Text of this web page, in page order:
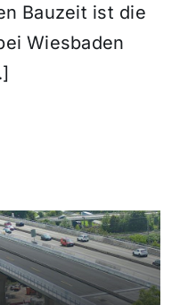
Bauzeit ist die
Wiesbaden